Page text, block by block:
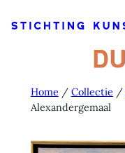
naar
Home / Collectie /
Alexandergemaal